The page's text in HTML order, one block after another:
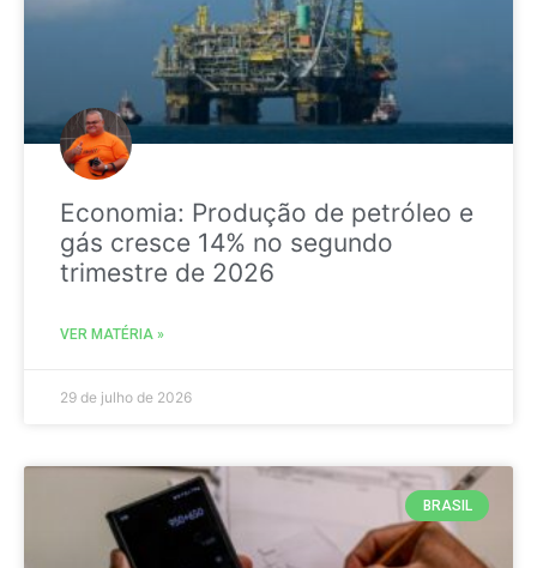
Economia: Produção de petróleo e
gás cresce 14% no segundo
trimestre de 2026
VER MATÉRIA »
29 de julho de 2026
BRASIL